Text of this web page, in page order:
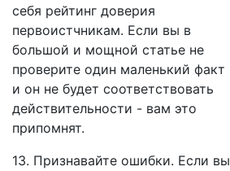
себя рейтинг доверия
первоистчникам. Если вы в
большой и мощной статье не
проверите один маленький факт
и он не будет соответствовать
действительности - вам это
припомнят.
13. Признавайте ошибки. Если вы